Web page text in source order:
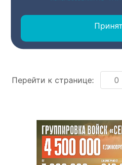
Перейти к странице: